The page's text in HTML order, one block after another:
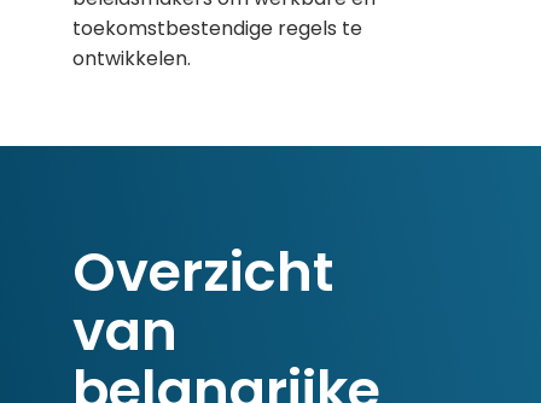
toekomstbestendige regels te
ontwikkelen.
Overzicht
van